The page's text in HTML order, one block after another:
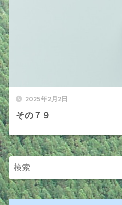
2025年2月2日
その７９